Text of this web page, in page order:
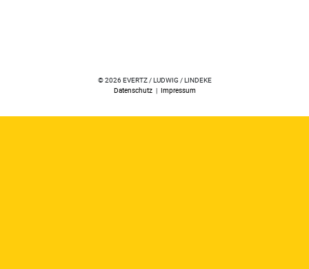
© 2026 EVERTZ / LUDWIG / LINDEKE
Datenschutz | Impressum